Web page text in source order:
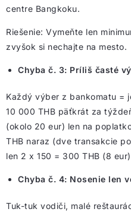
centre Bangkoku.
Riešenie: Vymeňte len
zvyšok si nechajte na mesto.
Chyba č. 3: Príliš časté
Každý výber z bankomatu =
10 000 THB päťkrát za
(okolo 20 eur) len na
THB naraz (dve transakcie
len 2 x 150 = 300 THB (8
Chyba č. 4: Nosenie len
Tuk-tuk vodiči, malé